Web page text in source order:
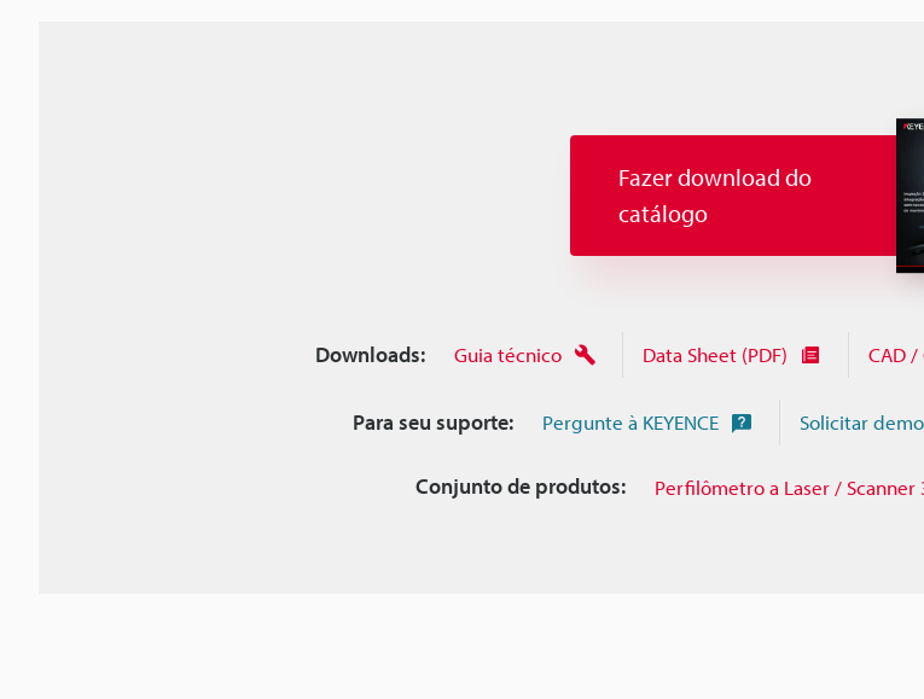
Fazer download do
catálogo
Downloads: Guia técnico Data Sheet (PDF) CAD /
Para seu suporte: Pergunte à KEYENCE Solicitar
Conjunto de produtos: Perfilômetro a Laser /